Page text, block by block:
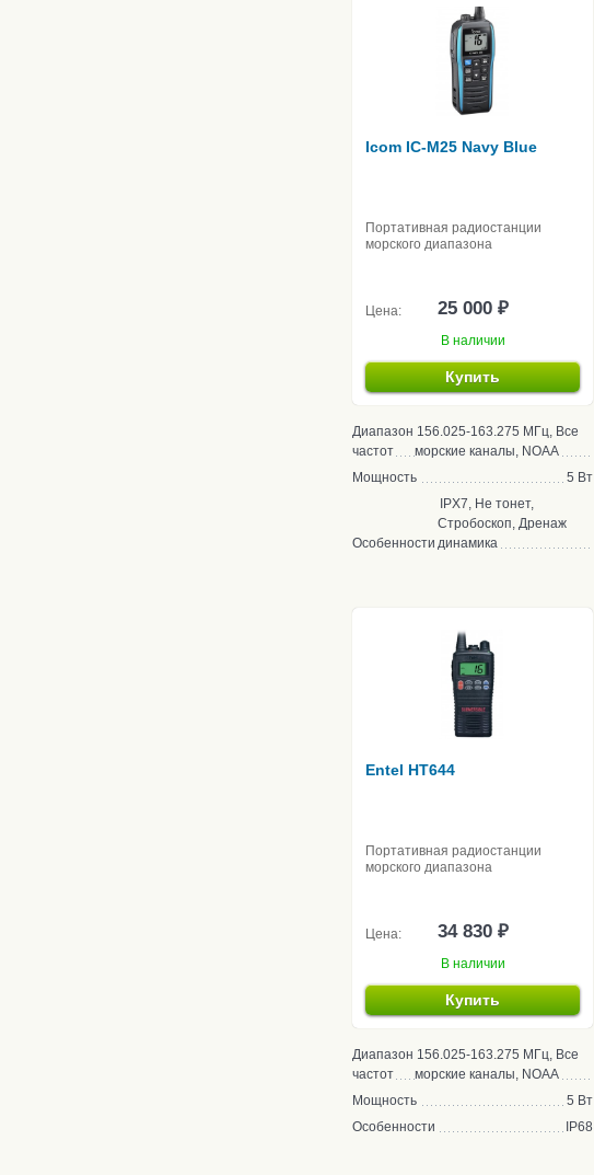
Icom IC-M25 Navy Blue
Портативная радиостанции
морского диапазона
Цена: 25 000 ₽
В наличии
Купить
Диапазон
частот
156.025-163.275 МГц, Все
морские каналы, NOAA
Мощность
5 Вт
Особенности
IPX7, Не тонет,
Стробоскоп, Дренаж
динамика
Entel HT644
Портативная радиостанции
морского диапазона
Цена: 34 830 ₽
В наличии
Купить
Диапазон
частот
156.025-163.275 МГц, Все
морские каналы, NOAA
Мощность
5 Вт
Особенности
IP68